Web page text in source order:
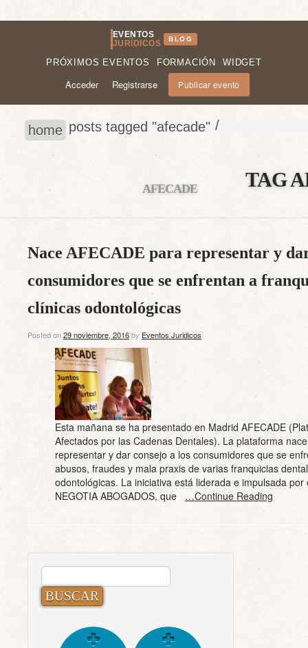
EVENTOS
JURÍDICOS
BLOG
PRÓXIMOS EVENTOS FORMACIÓN WIDGET
Acceder Registrarse Publicar evento
home /
posts tagged "afecade"
TAG
AFECADE
Nace AFECADE para representar y
consumidores que se enfrentan a
clínicas odontológicas
Posted on29 noviembre, 2016by Eventos Juridicos
Esta mañana se ha presentado en Madrid AFECADE
Afectados por las Cadenas Dentales). La plataforma
representar y dar consejo a los consumidores que se
abusos, fraudes y mala praxis de varias franquicias
odontológicas. La iniciativa está liderada e impulsada por
NEGOTIA ABOGADOS, que …Continue Reading
BUSCAR: